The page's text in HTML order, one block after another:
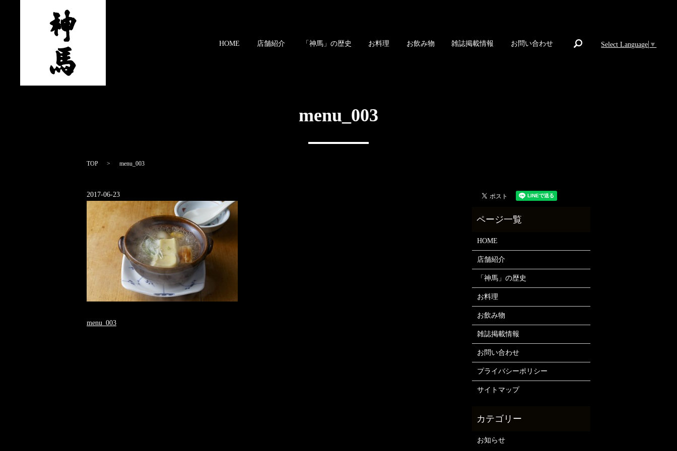
HOME 店舗紹介 「神馬」の歴史 お料理 お飲み物 雑誌掲載情報 お問い合わせ searchSelect Language ▼
menu_003
TOP menu_003
2017-06-23
menu_003
HOME
店舗紹介
「神馬」の歴史
お料理
お飲み物
雑誌掲載情報
お問い合わせ
プライバシーポリシー
サイトマップ
お知らせ